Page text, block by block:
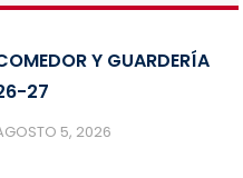
Y GUARDERÍA
27
5, 2026